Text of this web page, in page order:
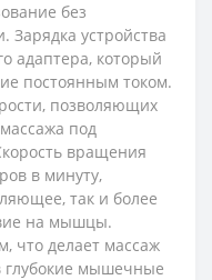
без
Зарядка устройства
адаптера, который
постоянным током.
позволяющих
под
вращения
в минуту,
так и более
на мышцы.
что делает массаж
мышечные